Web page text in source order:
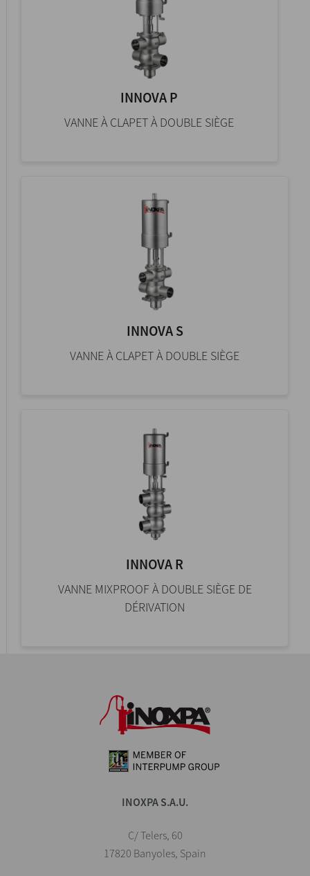
INNOVA P
VANNE À CLAPET À DOUBLE SIÈGE
INNOVA S
VANNE À CLAPET À DOUBLE SIÈGE
INNOVA R
VANNE MIXPROOF À DOUBLE SIÈGE DE
DÉRIVATION
INOXPA S.A.U.
C/ Telers, 60
17820 Banyoles, Spain